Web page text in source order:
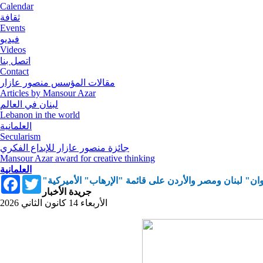
Calendar
ثقافة
Events
فيديو
Videos
اتصل بنا
Contact
مقالات المؤسس منصور عازار
Articles by Mansour Azar
لبنان في العالم
Lebanon in the world
العلمانية
Secularism
جائزة منصور عازار للإبداع الفكري
Mansour Azar award for creative thinking
العلمانية
FacebookTwitter
لبنان ومصر والأردن على قائمة "الإرهاب" الأميركية
جريدة الأخبار
الأربعاء 14 كانون الثاني 2026